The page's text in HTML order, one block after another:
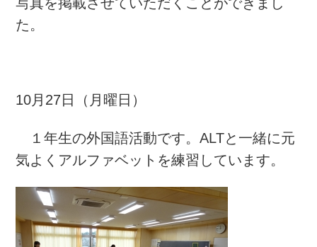
た。
10月27日（月曜日）
１年生の外国語活動です。ALTと一緒に元
気よくアルファベットを練習しています。